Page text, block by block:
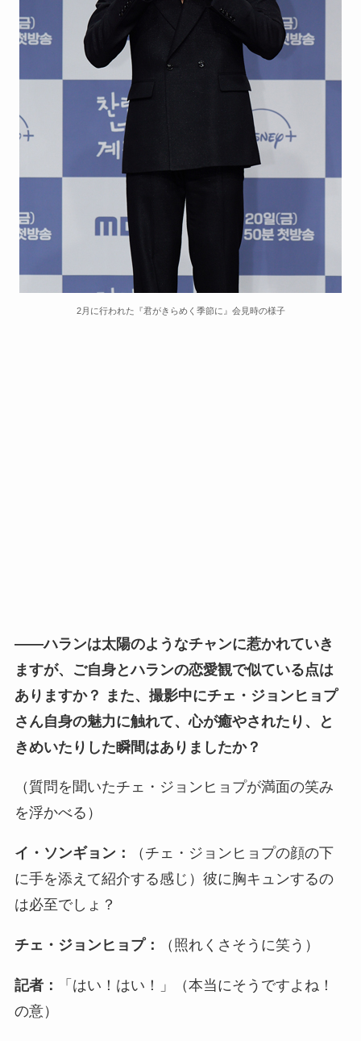
2月に行われた『君がきらめく季節に』会見時の様子
――ハランは太陽のようなチャンに惹かれていき
ますが、ご自身とハランの恋愛観で似ている点は
ありますか？ また、撮影中にチェ・ジョンヒョプ
さん自身の魅力に触れて、心が癒やされたり、と
きめいたりした瞬間はありましたか？
（質問を聞いたチェ・ジョンヒョプが満面の笑み
を浮かべる）
イ・ソンギョン：
（チェ・ジョンヒョプの顔の下
に手を添えて紹介する感じ）彼に胸キュンするの
は必至でしょ？
チェ・ジョンヒョプ： （照れくさそうに笑う）
記者：
「はい！はい！」（本当にそうですよね！
の意）